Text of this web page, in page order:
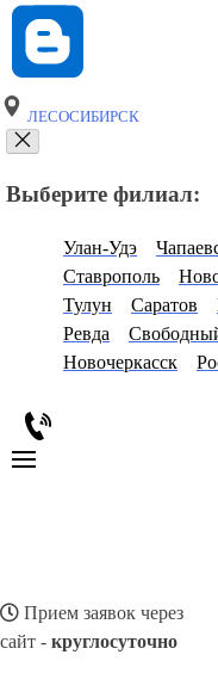
ЛЕСОСИБИРСК
Выберите филиал:
Улан-Удэ
Ставрополь
Тулун
Саратов
Ревда
Новочеркасск
Прием заявок через
сайт - круглосуточно